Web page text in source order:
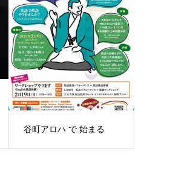
谷町アロハ で 始まる